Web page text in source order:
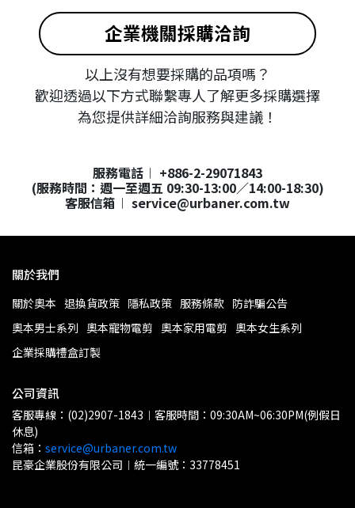
企業機關採購洽詢
以上沒有想要採購的品項嗎？
歡迎透過以下方式聯繫專人了解更多採購選擇
為您提供詳細洽詢服務與建議！
服務電話︱ +886-2-29071843
(服務時間：週一至週五 09:30-13:00／14:00-18:30)
客服信箱︱ service@urbaner.com.tw
關於我們
關於奧本 退換貨政策 隱私政策 服務條款 防詐騙公告
奧本男士系列 奧本寵物電剪 奧本家用電剪 奧本女生系列
企業採購禮盒訂製
公司資訊
客服專線：(02)2907-1843︱客服時間：09:30AM~06:30PM(例假日
休息)
信箱： service@urbaner.com.tw
昆豪企業股份有限公司︱統一編號：33778451